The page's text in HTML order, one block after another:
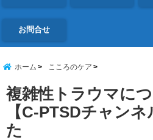
お問合せ
ホーム こころのケア
複雑性トラウマに
【C-PTSDチャン
た